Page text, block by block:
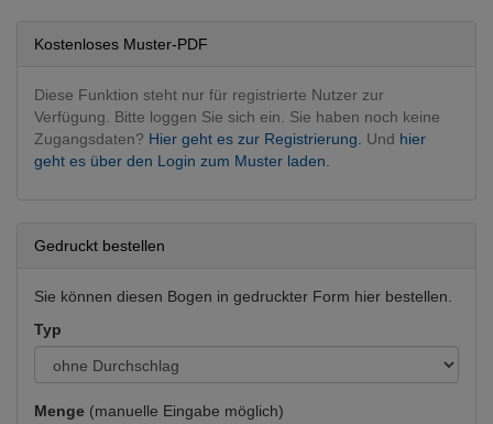
Kostenloses Muster-PDF
Diese Funktion steht nur für registrierte Nutzer zur
Verfügung. Bitte loggen Sie sich ein. Sie haben noch keine
Zugangsdaten? Hier geht es zur Registrierung. Und hier
geht es über den Login zum Muster laden.
Gedruckt bestellen
Sie können diesen Bogen in gedruckter Form hier bestellen.
Typ
Menge (manuelle Eingabe möglich)